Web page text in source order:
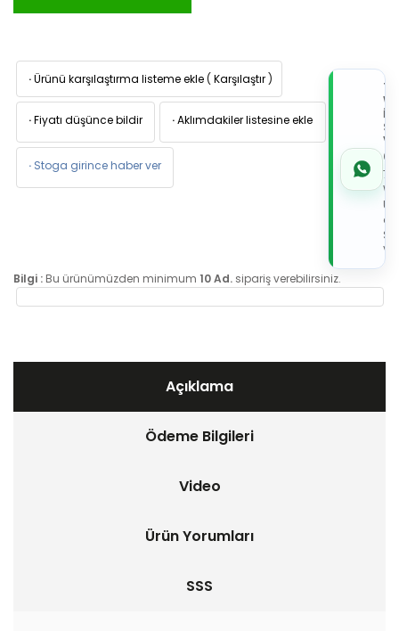
·Ürünü karşılaştırma listeme ekle ( Karşılaştır )
·Fiyatı düşünce bildir ·Aklımdakiler listesine ekle
· Stoga girince haber ver
İLE
de
Bilgi : Bu ürünümüzden minimum 10 Ad. sipariş verebilirsiniz.
Açıklama
Ödeme Bilgileri
Video
Ürün Yorumları
SSS